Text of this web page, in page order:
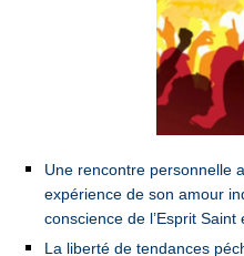
Une rencontre personnelle
expérience de son amour
conscience de l’Esprit
La liberté de tendances